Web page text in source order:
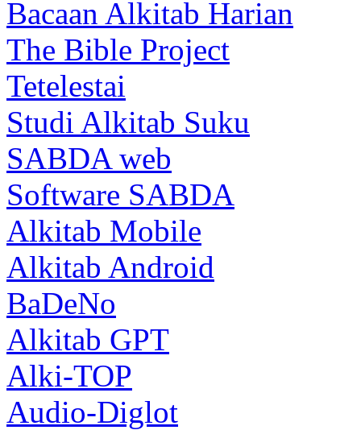
Bacaan Alkitab Harian
The Bible Project
Tetelestai
Studi Alkitab Suku
SABDA web
Software SABDA
Alkitab Mobile
Alkitab Android
BaDeNo
Alkitab GPT
Alki-TOP
Audio-Diglot